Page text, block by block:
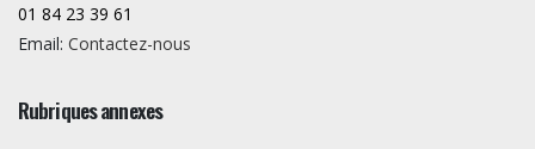
01 84 23 39 61
Email: Contactez-nous
Rubriques annexes